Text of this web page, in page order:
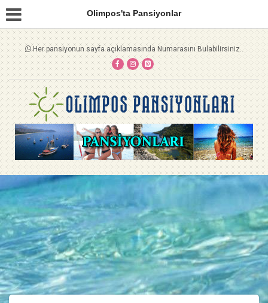
Olimpos'ta Pansiyonlar
Her pansiyonun sayfa açıklamasında Numarasını Bulabilirsiniz..